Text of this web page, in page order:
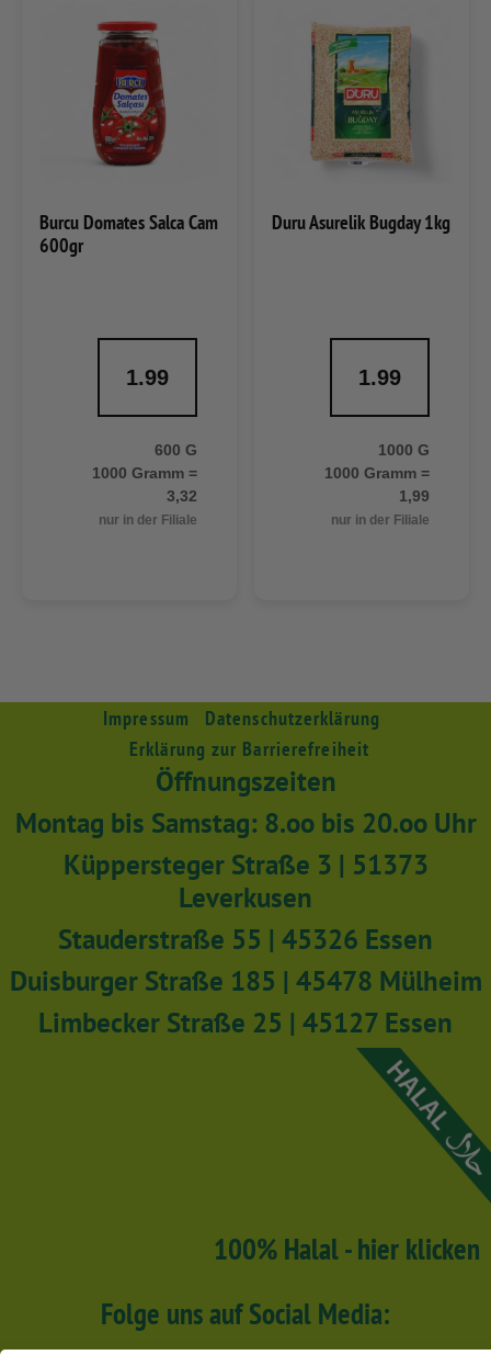
Burcu Domates Salca Cam
600gr
1.99
600 G
1000 Gramm =
3,32
nur in der Filiale
Duru Asurelik Bugday 1kg
1.99
1000 G
1000 Gramm =
1,99
nur in der Filiale
Impressum
Datenschutzerklärung
Erklärung zur Barrierefreiheit
Öffnungszeiten
Montag bis Samstag: 8.oo bis 20.oo Uhr
Küppersteger Straße 3 | 51373
Leverkusen
Stauderstraße 55 | 45326 Essen
Duisburger Straße 185 | 45478 Mülheim
Limbecker Straße 25 | 45127 Essen
100% Halal - hier klicken
Folge uns auf Social Media: